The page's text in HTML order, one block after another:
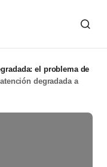
el problema de
degradada a